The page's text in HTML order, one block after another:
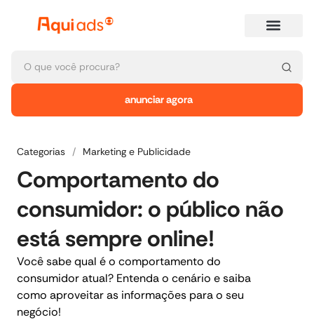
anunciar agora
Categorias / Marketing e Publicidade
Comportamento do
consumidor: o público não
está sempre online!
Você sabe qual é o comportamento do
consumidor atual? Entenda o cenário e saiba
como aproveitar as informações para o seu
negócio!